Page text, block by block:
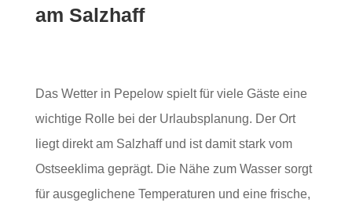
am Salzhaff
Das Wetter in Pepelow spielt für viele Gäste eine
wichtige Rolle bei der Urlaubsplanung. Der Ort
liegt direkt am Salzhaff und ist damit stark vom
Ostseeklima geprägt. Die Nähe zum Wasser sorgt
für ausgeglichene Temperaturen und eine frische,